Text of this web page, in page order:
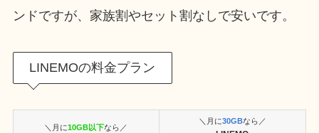
ンドですが、家族割やセット割なしで安いです。
LINEMOの料金プラン
＼月に10GB以下なら／
＼月に30GBなら／